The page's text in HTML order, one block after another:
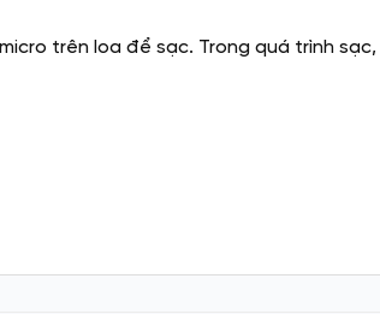
trên loa để sạc. Trong quá trình